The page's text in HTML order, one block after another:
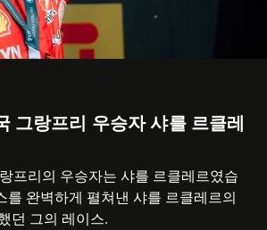
그랑프리 우승자 샤를 르클레
프리의 우승자는 샤를 르클레르였습
를 완벽하게 펼쳐낸 샤를 르클레르의
던 그의 레이스.